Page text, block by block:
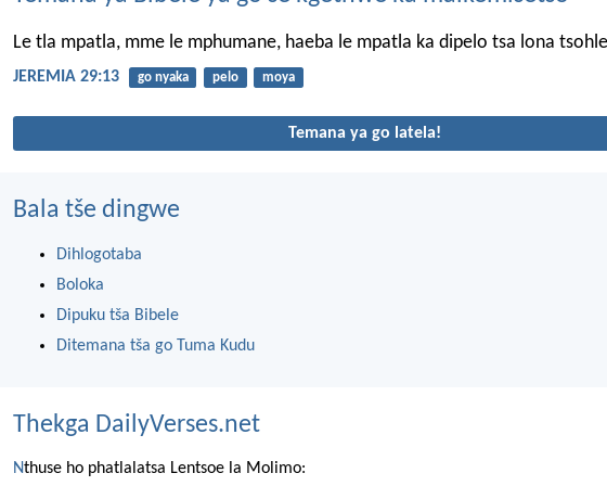
Le tla mpatla, mme le mphumane, haeba le mpatla ka dipelo tsa lona
JEREMIA 29:13 go nyaka pelo moya
Temana ya go latela!
Bala tše dingwe
Dihlogotaba
Boloka
Dipuku tša Bibele
Ditemana tša go Tuma Kudu
Thekga DailyVerses.net
Nthuse ho phatlalatsa Lentsoe la Molimo: